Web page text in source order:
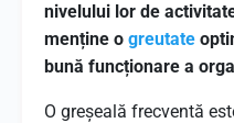
nivelului lor de
menține o greutate
bună funcționare a
O greșeală frecventă